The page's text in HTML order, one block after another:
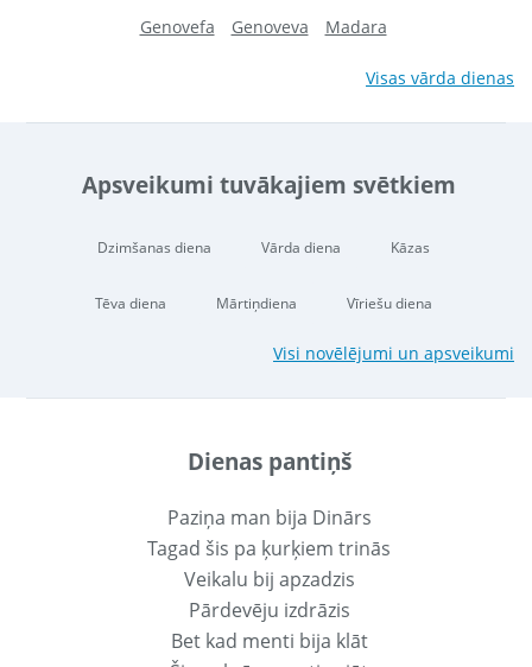
Genovefa Genoveva Madara
Visas vārda dienas
Apsveikumi tuvākajiem svētkiem
Dzimšanas diena Vārda diena Kāzas
Tēva diena Mārtiņdiena Vīriešu diena
Visi novēlējumi un apsveikumi
Dienas pantiņš
Paziņa man bija Dinārs
Tagad šis pa ķurķiem trinās
Veikalu bij apzadzis
Pārdevēju izdrāzis
Bet kad menti bija klāt